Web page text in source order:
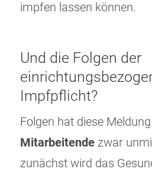
impfen lassen können.
Und die Folgen der
Impfpflicht?
Folgen hat diese
Mitarbeitende zwar
zunächst wird das